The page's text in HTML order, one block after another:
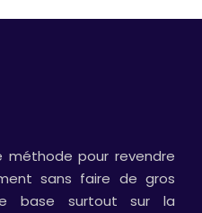
méthode pour revendre
sans faire de gros
base surtout sur la